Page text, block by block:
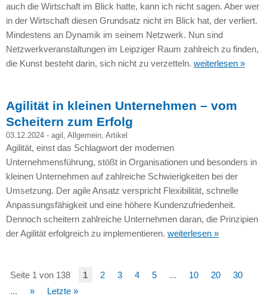
auch die Wirtschaft im Blick hatte, kann ich nicht sagen. Aber wer
in der Wirtschaft diesen Grundsatz nicht im Blick hat, der verliert.
Mindestens an Dynamik im seinem Netzwerk. Nun sind
Netzwerkveranstaltungen im Leipziger Raum zahlreich zu finden,
die Kunst besteht darin, sich nicht zu verzetteln. weiterlesen »
Agilität in kleinen Unternehmen – vom
Scheitern zum Erfolg
03.12.2024 - agil Allgemein, Artikel
Agilität, einst das Schlagwort der modernen
Unternehmensführung, stößt in Organisationen und besonders in
kleinen Unternehmen auf zahlreiche Schwierigkeiten bei der
Umsetzung. Der agile Ansatz verspricht Flexibilität, schnelle
Anpassungsfähigkeit und eine höhere Kundenzufriedenheit.
Dennoch scheitern zahlreiche Unternehmen daran, die Prinzipien
der Agilität erfolgreich zu implementieren. weiterlesen »
Seite 1 von 138 1 2 3 4 5 ... 10 20
30
...
» Letzte »